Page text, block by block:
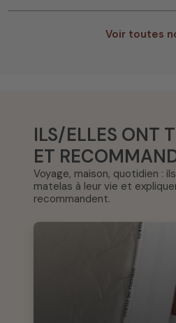
Voir toutes
ILS/ELLES ONT
ET
Voyage, maison, quotidien :
matelas à leur vie et
recommandent.